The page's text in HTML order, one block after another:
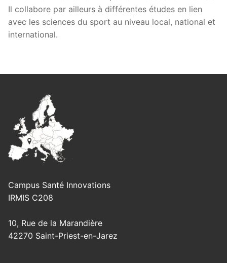
Il collabore par ailleurs à différentes études en lien
avec les sciences du sport au niveau local, national et
international.
Campus Santé Innovations
IRMIS C208
10, Rue de la Marandière
42270 Saint-Priest-en-Jarez